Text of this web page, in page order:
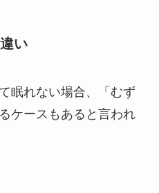
い
眠れない場合、「むず
ケースもあると言われ